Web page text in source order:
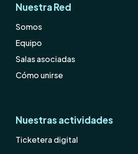
Nuestra Red
Somos
Equipo
Salas asociadas
Cómo unirse
Nuestras actividades
Ticketera digital